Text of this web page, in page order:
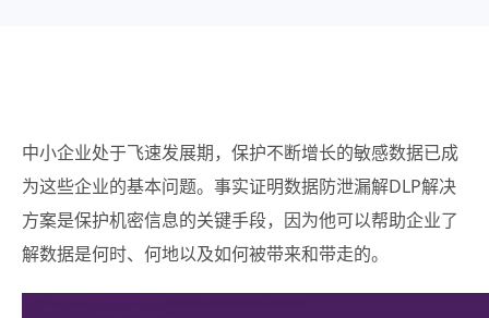
中小企业处于飞速发展期，保护不断增长的敏感数据已成
为这些企业的基本问题。 事实证明数据防泄漏解DLP解决
方案是保护机密信息的关键手段，因为他可以帮助企业了
解数据是何时、何地以及如何被带来和带走的。